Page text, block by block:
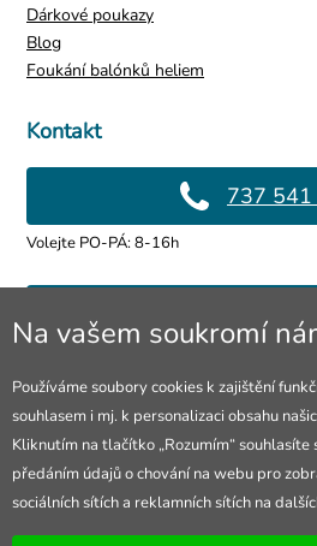
Kontakt
737
Volejte PO-PÁ: 8-16h
Prodejna Ostrava
28. října
Otevřeno Po-Pá 8-16h
Dárkové poukazy
Blog
Foukání balónků heliem
Na vašem soukromí
Používáme soubory cookies k zajištění
souhlasem i mj. k personalizaci obsahu
Kliknutím na tlačítko „Rozumím“ souhlasíte
předáním údajů o chování na webu pro
sociálních sítích a reklamních sítích na